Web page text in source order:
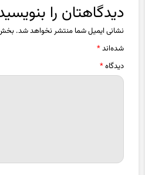
دیدگاهتان را
نشانی ایمیل شما منتشر نخواهد شد.
شده‌اند*
دیدگاه*